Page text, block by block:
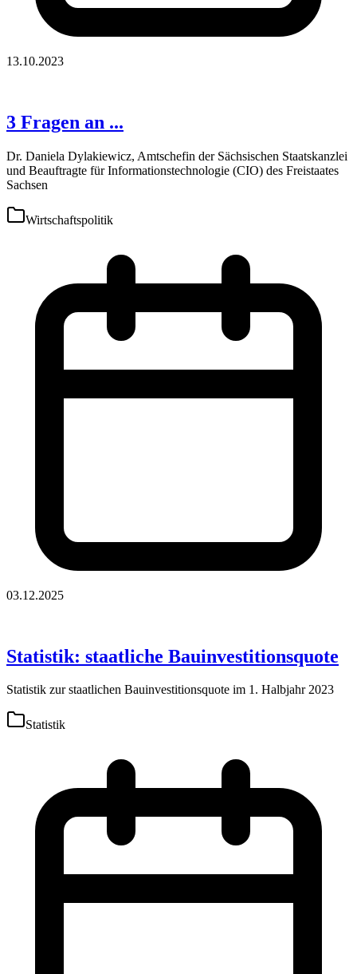
13.10.2023
3 Fragen an ...
Dr. Daniela Dylakiewicz, Amtschefin der Sächsischen Staatskanzlei
und Beauftragte für Informationstechnologie (CIO) des Freistaates
Sachsen
Wirtschaftspolitik
03.12.2025
Statistik: staatliche Bauinvestitionsquote
Statistik zur staatlichen Bauinvestitionsquote im 1. Halbjahr 2023
Statistik